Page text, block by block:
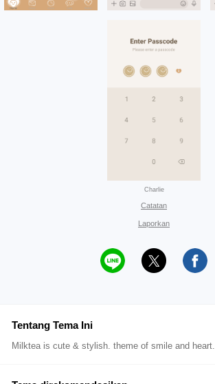
Charlie
Catatan
Laporkan
Tentang Tema Ini
Milktea is cute & stylish. theme of smile and heart.